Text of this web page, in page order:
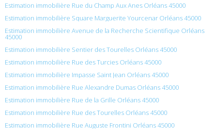
Estimation immobilière Rue du Champ Aux Anes Orléans 45000
Estimation immobilière Square Marguerite Yourcenar Orléans 45000
Estimation immobilière Avenue de la Recherche Scientifique Orléans
45000
Estimation immobilière Sentier des Tourelles Orléans 45000
Estimation immobilière Rue des Turcies Orléans 45000
Estimation immobilière Impasse Saint Jean Orléans 45000
Estimation immobilière Rue Alexandre Dumas Orléans 45000
Estimation immobilière Rue de la Grille Orléans 45000
Estimation immobilière Rue des Tourelles Orléans 45000
Estimation immobilière Rue Auguste Frontini Orléans 45000